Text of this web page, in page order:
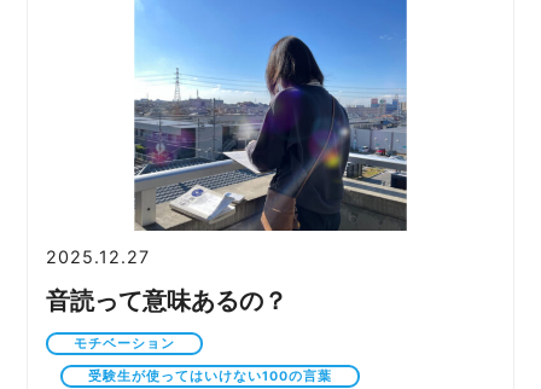
2025.12.27
音読って意味あるの？
モチベーション
受験生が使ってはいけない100の言葉